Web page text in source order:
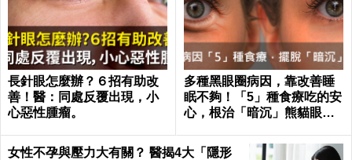
長針眼怎麼辦？６招有助改
善！醫：同處反覆出現，小
心惡性腫瘤。
多種黑眼圈病因，靠改善睡
眠不夠！「5」種食療吃的安
心，根治「暗沉」熊貓眼｜
女性不孕與壓力大有關？ 醫揭4大「隱形